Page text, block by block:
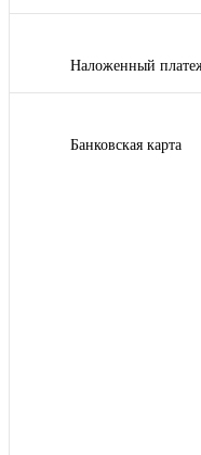
Наложенный
Банковская карта